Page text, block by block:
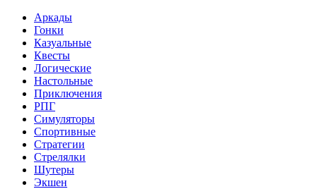
Аркады
Гонки
Казуальные
Квесты
Логические
Настольные
Приключения
РПГ
Симуляторы
Спортивные
Стратегии
Стрелялки
Шутеры
Экшен